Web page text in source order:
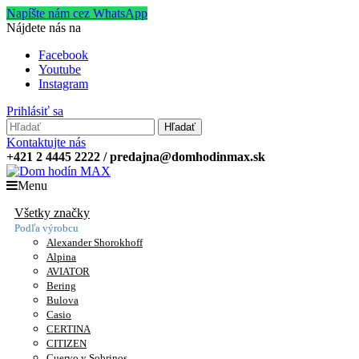
Napíšte nám cez WhatsApp
Nájdete nás na
Facebook
Youtube
Instagram
Prihlásiť sa
Hľadať
Kontaktujte nás
+421 2 4445 2222 / predajna@domhodinmax.sk
Menu
Všetky značky
Podľa výrobcu
Alexander Shorokhoff
Alpina
AVIATOR
Bering
Bulova
Casio
CERTINA
CITIZEN